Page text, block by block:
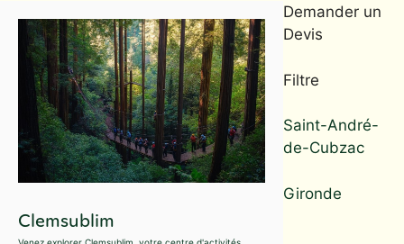
Clemsublim
Demander un
Devis
Filtre
Saint-André-
de-Cubzac
Gironde